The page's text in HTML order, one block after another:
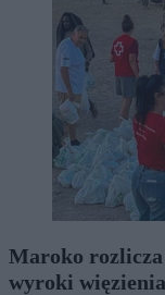
Maroko rozlicza
wyroki więzienia